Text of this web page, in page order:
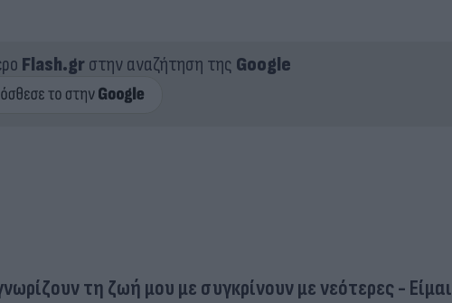
Flash.grστην αναζήτηση της Google
τη ζωή μου με συγκρίνουν με νεότερες - Είμαι